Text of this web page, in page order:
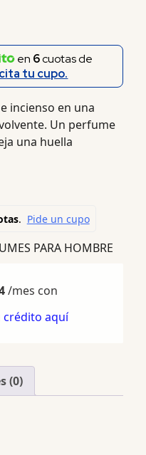
en 6cuotas de
tu cupo.
incienso en una
Un perfume
una huella
PARA HOMBRE
/mes con
crédito aquí
(0)